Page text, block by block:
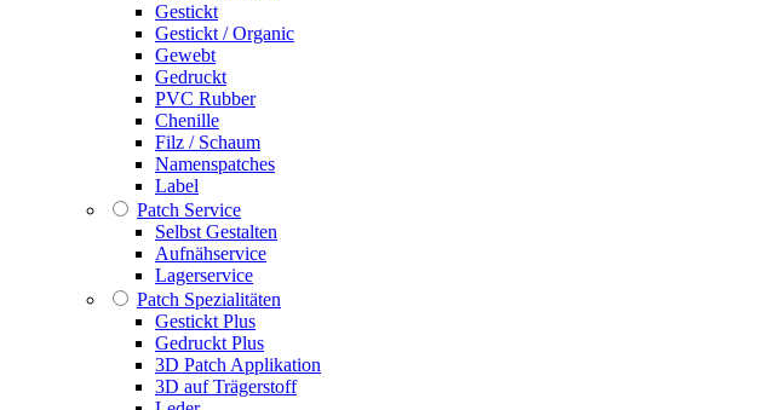
Gestickt
Gestickt / Organic
Gewebt
Gedruckt
PVC Rubber
Chenille
Filz / Schaum
Namenspatches
Label
Patch Service
Selbst Gestalten
Aufnähservice
Lagerservice
Patch Spezialitäten
Gestickt Plus
Gedruckt Plus
3D Patch Applikation
3D auf Trägerstoff